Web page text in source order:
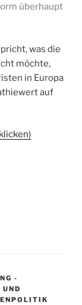
überhaupt
was die
möchte,
in Europa
auf
-
UND